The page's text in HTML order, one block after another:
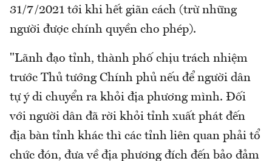
31/7/2021 tới khi hết giãn cách (trừ những
người được chính quyền cho phép).
"Lãnh đạo tỉnh, thành phố chịu trách nhiệm
trước Thủ tướng Chính phủ nếu để người dân
tự ý di chuyển ra khỏi địa phương mình. Đối
với người dân đã rời khỏi tỉnh xuất phát đến
địa bàn tỉnh khác thì các tỉnh liên quan phải tổ
chức đón, đưa về địa phương đích đến bảo đảm